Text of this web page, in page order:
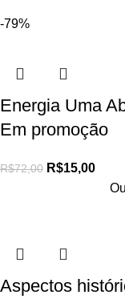
-79%
Energia Uma
Em promoção
R$72,00 R$15,00
Aspectos